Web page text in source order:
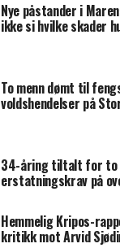
Nye påstander i
ikke si hvilke skader
To menn dømt til
voldshendelser på
34-åring tiltalt for to
erstatningskrav på
Hemmelig Kripos-
kritikk mot Arvid